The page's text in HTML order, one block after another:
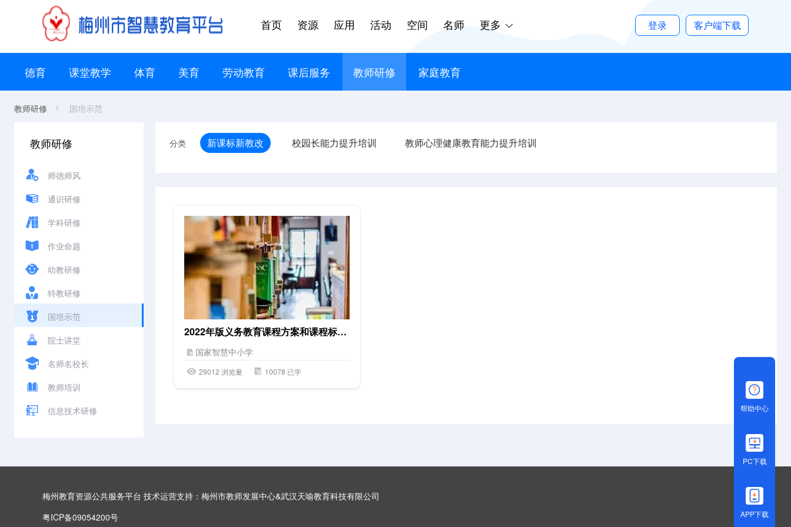
首页 资源 应用 活动 空间 名师 更多 登录 客户端下载
德育 课堂教学 体育 美育 劳动教育 课后服务 教师研修 家庭教育
教师研修 国培示范
教师研修
师德师风
通识研修
学科研修
作业命题
幼教研修
特教研修
国培示范
院士讲堂
名师名校长
教师培训
信息技术研修
分类 新课标新教改 校园长能力提升培训 教师心理健康教育能力提升培训
2022年版义务教育课程方案和课程标准国家级示范培训
国家智慧中小学
29012 浏览量 10078 已学
帮助中心
PC下载
APP下载
梅州教育资源公共服务平台 技术运营支持：梅州市教师发展中心&武汉天喻教育科技有限公司
粤ICP备09054200号